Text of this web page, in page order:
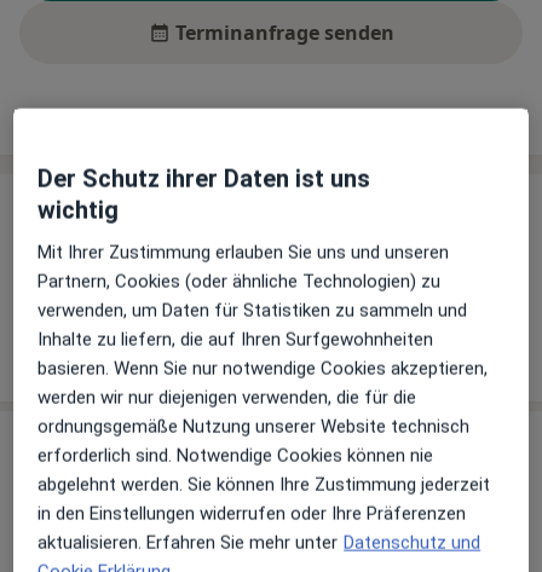
Terminanfrage senden
Leistungen Standorte Bewertungen
Leistungen
Keine Informationen über Leistungen und Kosten
Auf diesem Profil wurden noch keine Informationen
über Leistungen hinzugefügt.
Sind Sie Dr. med. Laura Winter? Arzt-Info
Hinterlegen Sie kostenlos ein Portraitbild, Ihre
Der Schutz ihrer Daten ist uns
wichtig
Mit Ihrer Zustimmung erlauben Sie uns und unseren
Partnern, Cookies (oder ähnliche Technologien) zu
verwenden, um Daten für Statistiken zu sammeln und
Inhalte zu liefern, die auf Ihren Surfgewohnheiten
basieren. Wenn Sie nur notwendige Cookies akzeptieren,
werden wir nur diejenigen verwenden, die für die
ordnungsgemäße Nutzung unserer Website technisch
erforderlich sind. Notwendige Cookies können nie
abgelehnt werden. Sie können Ihre Zustimmung jederzeit
in den Einstellungen widerrufen oder Ihre Präferenzen
aktualisieren. Erfahren Sie mehr unter Datenschutz und